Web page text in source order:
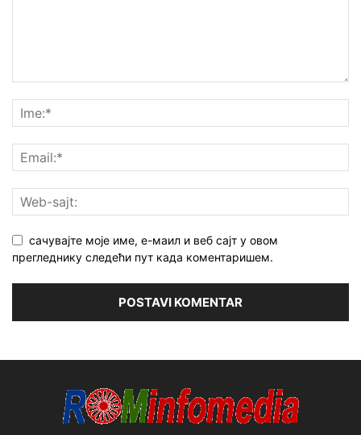
сачувајте моје име, е-маил и веб сајт у овом
прегледнику следећи пут када коментаришем.